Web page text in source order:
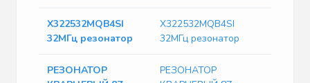
X322532MQB4SI
32МГц резонатор
X322532MQB4SI
32МГц резонатор
РЕЗОНАТОР
РЕЗОНАТОР